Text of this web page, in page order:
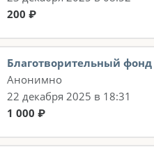
200 ₽
Благотворительный
Анонимно
22 декабря 2025 в 18:31
1 000 ₽